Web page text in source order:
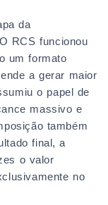
da
RCS funcionou
um formato
a gerar maior
o papel de
massivo e
também
final, a
o valor
no